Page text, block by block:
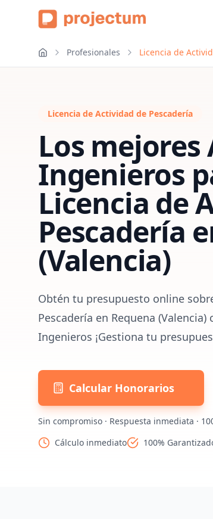
Profesionales Licencia de
Licencia de Actividad de Pescadería
Los
Ingenieros
Licencia de
Pescadería
(Valencia)
Obtén tu presupuesto online
Pescadería en Requena
Ingenieros ¡Gestiona tu
Calcular Honorarios
Sin compromiso · Respuesta inmediata ·
Cálculo inmediato
100%